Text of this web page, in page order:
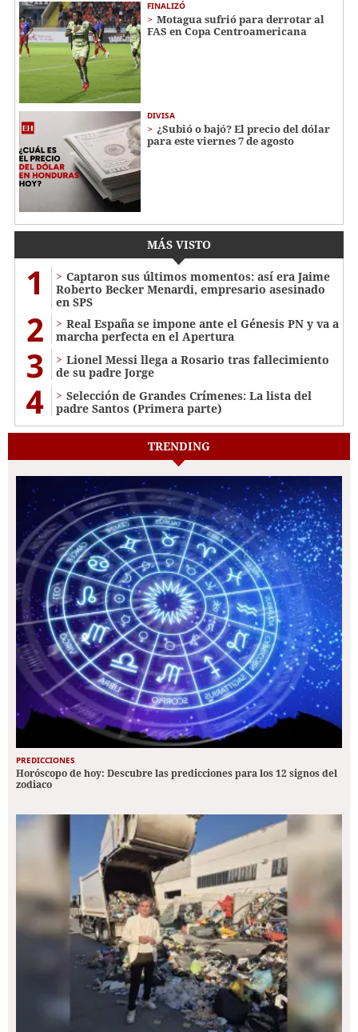
FINALIZÓ
Motagua sufrió para derrotar al
FAS en Copa Centroamericana
DIVISA
¿Subió o bajó? El precio del dólar
para este viernes 7 de agosto
MÁS VISTO
1
Captaron sus últimos momentos: así era Jaime
Roberto Becker Menardi​​​, empresario asesinado
en SPS
2
Real España se impone ante el Génesis PN y va a
marcha perfecta en el Apertura
3
Lionel Messi llega a Rosario tras fallecimiento
de su padre Jorge
4
Selección de Grandes Crímenes: La lista del
padre Santos (Primera parte)
TRENDING
PREDICCIONES
Horóscopo de hoy: Descubre las predicciones para los 12 signos del
zodiaco